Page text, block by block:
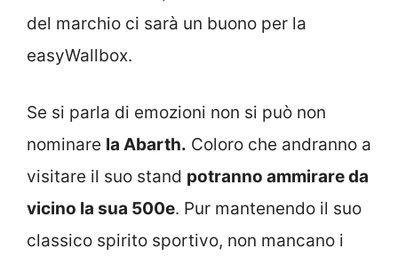
del marchio ci sarà un buono per la
easyWallbox.
Se si parla di emozioni non si può non
nominare la Abarth. Coloro che andranno a
visitare il suo stand potranno ammirare da
vicino la sua 500e. Pur mantenendo il suo
classico spirito sportivo, non mancano i